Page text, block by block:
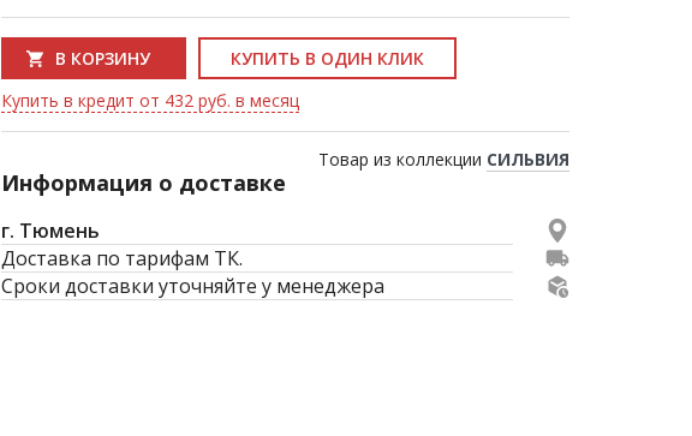
В КОРЗИНУ
КУПИТЬ В ОДИН КЛИК
Купить в кредит от 432 руб. в месяц
Товар из коллекции СИЛЬВИЯ
Информация о доставке
г. Тюмень
Доставка по тарифам ТК.
Сроки доставки уточняйте у менеджера